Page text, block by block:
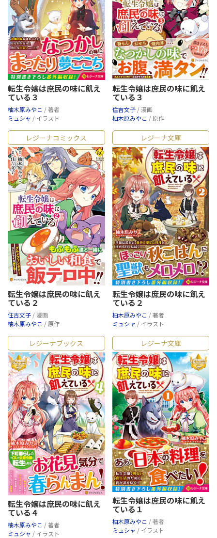
転生令嬢は庶民の味に飢え
ている３
柚木原みやこ / 著者
ミュシャ / イラスト
転生令嬢は庶民の味に飢え
ている３
住吉文子 / 漫画
柚木原みやこ / 原作
レジーナコミックス
転生令嬢は庶民の味に飢え
ている２
住吉文子 / 漫画
柚木原みやこ / 原作
レジーナ文庫
転生令嬢は庶民の味に飢え
ている２
柚木原みやこ / 著者
ミュシャ / イラスト
レジーナブックス
転生令嬢は庶民の味に飢え
ている４
柚木原みやこ / 著者
ミュシャ / イラスト
レジーナ文庫
転生令嬢は庶民の味に飢え
ている１
柚木原みやこ / 著者
ミュシャ / イラスト